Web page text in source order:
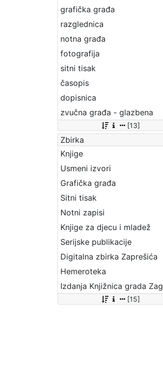
grafička građa
razglednica
notna građa
fotografija
sitni tisak
časopis
dopisnica
zvučna građa - glazbena
[13]
Zbirka
Knjige
Usmeni izvori
Grafička građa
Sitni tisak
Notni zapisi
Knjige za djecu i mladež
Serijske publikacije
Digitalna zbirka Zaprešića
Hemeroteka
[15]